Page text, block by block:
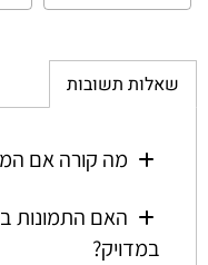
שאלות תשובות
מה קורה אם
האם התמונות
במדויק?